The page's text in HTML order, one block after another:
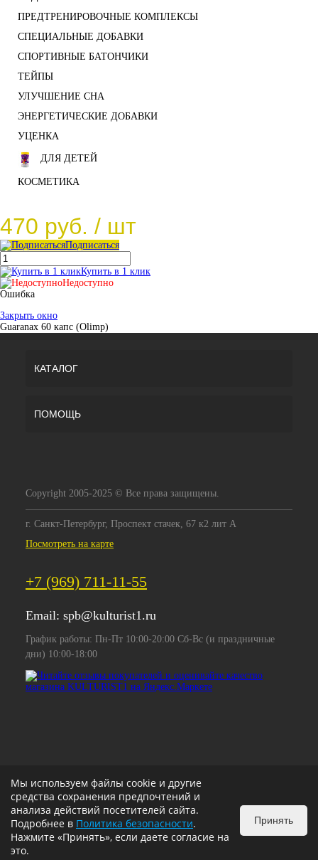
ПРЕДТРЕНИРОВОЧНЫЕ КОМПЛЕКСЫ
СПЕЦИАЛЬНЫЕ ДОБАВКИ
СПОРТИВНЫЕ БАТОНЧИКИ
ТЕЙПЫ
УЛУЧШЕНИЕ СНА
ЭНЕРГЕТИЧЕСКИЕ ДОБАВКИ
УЦЕНКА
ДЛЯ ДЕТЕЙ
КОСМЕТИКА
470 руб. / шт
Подписаться
Купить в 1 клик
Недоступно
Ошибка
Закрыть окно
Guaranax 60 капс (Olimp)
КАТАЛОГ
ПОМОЩЬ
Copyright 2005-2025 © Все права защищены.
г. Санкт-Петербург, Проспект стачек, 67 к2 лит А
Посмотреть на карте
+7 (969) 711-11-55
Email: spb@kulturist1.ru
График работы: Пн-Пт 10:00-20:00 Сб-Вс (и праздничные
дни) 10:00-18:00
Мы используем файлы cookie и другие
средства сохранения предпочтений и
анализа действий посетителей сайта.
Подробнее в Политика безопасности.
Нажмите «Принять», если даете согласие на
это.
Принять